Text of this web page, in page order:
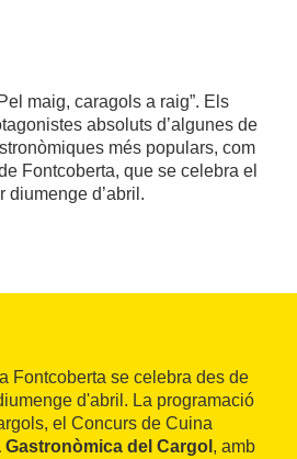
maig, caragols a raig”. Els
absoluts d’algunes de
més populars, com
Fontcoberta, que se celebra el
diumenge d’abril.
Fontcoberta se celebra des de
d'abril. La programació
el Concurs de Cuina
Gastronòmica del Cargol , amb